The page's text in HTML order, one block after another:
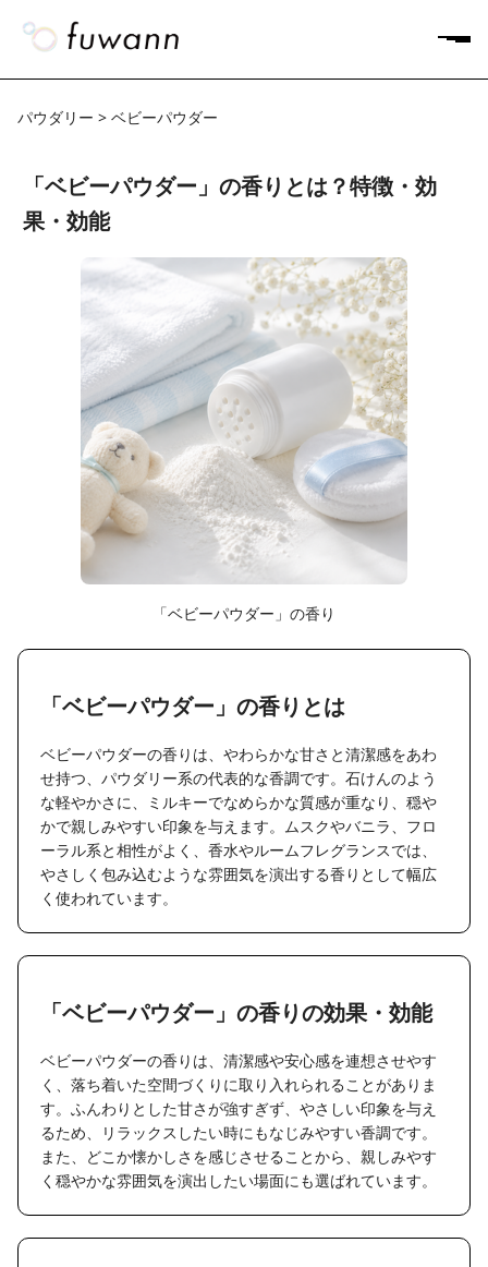
パウダリー > ベビーパウダー
「ベビーパウダー」の香りとは？特徴・効
果・効能
「ベビーパウダー」の香り
「ベビーパウダー」の香りとは
ベビーパウダーの香りは、やわらかな甘さと清潔感をあわ
せ持つ、パウダリー系の代表的な香調です。石けんのよう
な軽やかさに、ミルキーでなめらかな質感が重なり、穏や
かで親しみやすい印象を与えます。ムスクやバニラ、フロ
ーラル系と相性がよく、香水やルームフレグランスでは、
やさしく包み込むような雰囲気を演出する香りとして幅広
く使われています。
「ベビーパウダー」の香りの効果・効能
ベビーパウダーの香りは、清潔感や安心感を連想させやす
く、落ち着いた空間づくりに取り入れられることがありま
す。ふんわりとした甘さが強すぎず、やさしい印象を与え
るため、リラックスしたい時にもなじみやすい香調です。
また、どこか懐かしさを感じさせることから、親しみやす
く穏やかな雰囲気を演出したい場面にも選ばれています。